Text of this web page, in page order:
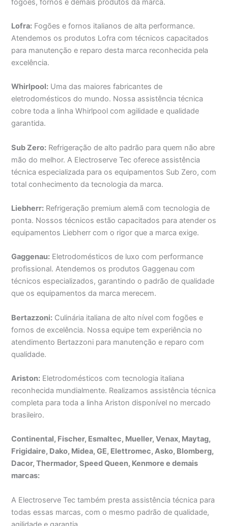
fogões, fornos e demais produtos da marca.
Lofra: Fogões e fornos italianos de alta performance.
Atendemos os produtos Lofra com técnicos capacitados
para manutenção e reparo desta marca reconhecida pela
excelência.
Whirlpool: Uma das maiores fabricantes de
eletrodomésticos do mundo. Nossa assistência técnica
cobre toda a linha Whirlpool com agilidade e qualidade
garantida.
Sub Zero: Refrigeração de alto padrão para quem não abre
mão do melhor. A Electroserve Tec oferece assistência
técnica especializada para os equipamentos Sub Zero, com
total conhecimento da tecnologia da marca.
Liebherr: Refrigeração premium alemã com tecnologia de
ponta. Nossos técnicos estão capacitados para atender os
equipamentos Liebherr com o rigor que a marca exige.
Gaggenau: Eletrodomésticos de luxo com performance
profissional. Atendemos os produtos Gaggenau com
técnicos especializados, garantindo o padrão de qualidade
que os equipamentos da marca merecem.
Bertazzoni: Culinária italiana de alto nível com fogões e
fornos de excelência. Nossa equipe tem experiência no
atendimento Bertazzoni para manutenção e reparo com
qualidade.
Ariston: Eletrodomésticos com tecnologia italiana
reconhecida mundialmente. Realizamos assistência técnica
completa para toda a linha Ariston disponível no mercado
brasileiro.
Continental, Fischer, Esmaltec, Mueller, Venax, Maytag,
Frigidaire, Dako, Midea, GE, Elettromec, Asko, Blomberg,
Dacor, Thermador, Speed Queen, Kenmore e demais
marcas:
A Electroserve Tec também presta assistência técnica para
todas essas marcas, com o mesmo padrão de qualidade,